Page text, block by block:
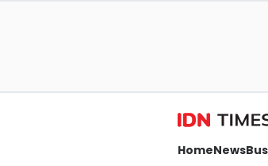
HomeNews